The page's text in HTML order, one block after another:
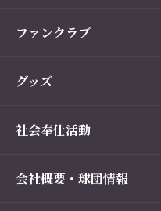
ファンクラブ
グッズ
社会奉仕活動
会社概要・球団情報